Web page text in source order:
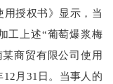
授权书》显示，当
工上述“葡萄爆浆梅
商贸有限公司使用
月31日。当事人的